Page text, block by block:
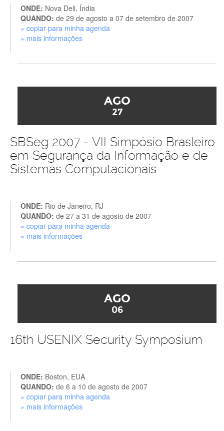
ONDE: Nova Deli, Índia
QUANDO: de 29 de agosto a 07 de setembro de 2007
» copiar para minha agenda
» mais informações
AGO
27
SBSeg 2007 - VII Simpósio Brasleiro
em Segurança da Informação e de
Sistemas Computacionais
ONDE: Rio de Janeiro, RJ
QUANDO: de 27 a 31 de agosto de 2007
» copiar para minha agenda
» mais informações
AGO
06
16th USENIX Security Symposium
ONDE: Boston, EUA
QUANDO: de 6 a 10 de agosto de 2007
» copiar para minha agenda
» mais informações